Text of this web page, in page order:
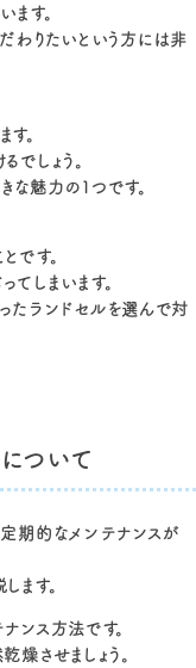
す。
わりたいという方には非
。
でしょう。
な魅力の1つです。
です。
しまいます。
たランドセルを選んで対
ついて
定期的なメンテナンスが
ます。
ンス方法です。
燥させましょう。